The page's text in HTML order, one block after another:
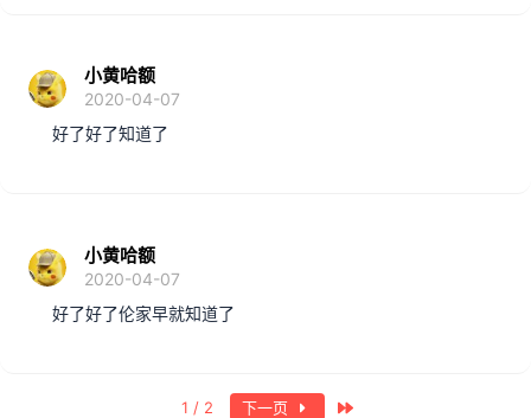
小黄哈额
2020-04-07
好了好了知道了
小黄哈额
2020-04-07
好了好了伦家早就知道了
1 / 2 下一页